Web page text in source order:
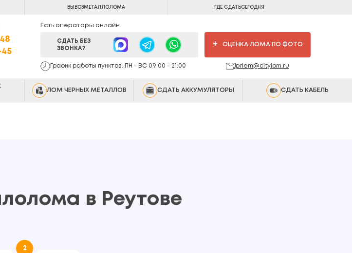
ВЫВОЗМЕТАЛЛОЛОМА ГДЕ СДАТЬСЕГОДНЯ
Есть операторы онлайн
СДАТЬ БЕЗ
ЗВОНКА?
График работы пунктов: ПН - ВС 09:00 - 21:00
+ ОЦЕНКА ЛОМА ПО ФОТО
priem@citylom.ru
ЛОМ ЧЕРНЫХ МЕТАЛЛОВ СДАТЬ АККУМУЛЯТОРЫ СДАТЬ КАБЕЛЬ
в Реутове
2